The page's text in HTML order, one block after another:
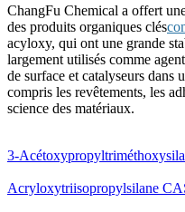
ChangFu Chemical a offert
des produits organiques clés
acyloxy, qui ont une grande
largement utilisés comme
de surface et catalyseurs dans
compris les revêtements, les
science des matériaux.
3-
Acryloxytriisopropylsilane